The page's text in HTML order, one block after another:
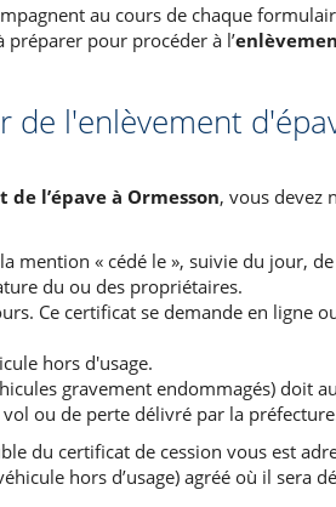
au cours de chaque
pour procéder à l’
de l'enlèvement
l’épave à Ormesson, vous devez
mention « cédé le », suivie du jour,
du ou des propriétaires.
Ce certificat se demande en ligne
hors d'usage.
gravement endommagés) doit
ou de perte délivré par la
du certificat de cession vous est
hors d’usage) agréé où il sera